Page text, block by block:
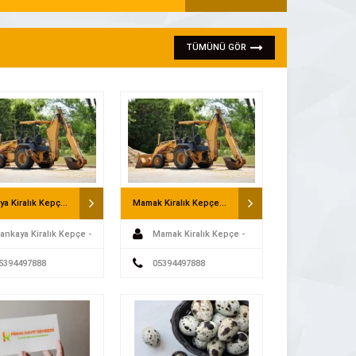
TÜMÜNÜ GÖR
Çankaya Kiralık Kepçe – Saatlik Kepçe
Kiralık Kepçe -
Kepçe
Mamak Kiralık Kepçe – Saatlik Kepçe
Mamak Kiralık Kepçe -
Saatlik Kepçe
05394497888